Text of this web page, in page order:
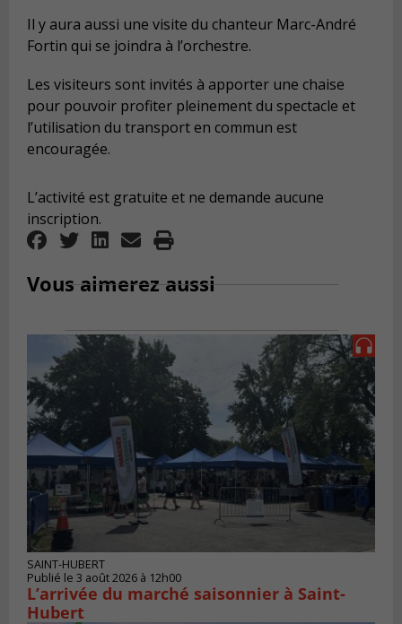
Il y aura aussi une visite du chanteur Marc-André
Fortin qui se joindra à l’orchestre.
Les visiteurs sont invités à apporter une chaise
pour pouvoir profiter pleinement du spectacle et
l’utilisation du transport en commun est
encouragée.
L’activité est gratuite et ne demande aucune
inscription.
Vous aimerez aussi
SAINT-HUBERT
Publié le 3 août 2026 à 12h00
L’arrivée du marché saisonnier à Saint-
Hubert